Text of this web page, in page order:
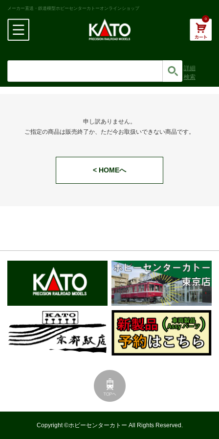
メーカー直送・鉄道模型ホビーセンターカトーオンラインショップ
0
詳細
検索
申し訳ありません。
ご指定の商品は販売終了か、ただ今お取扱いできない商品です。
< HOMEへ
Copyright ©ホビーセンターカトー All Rights Reserved.